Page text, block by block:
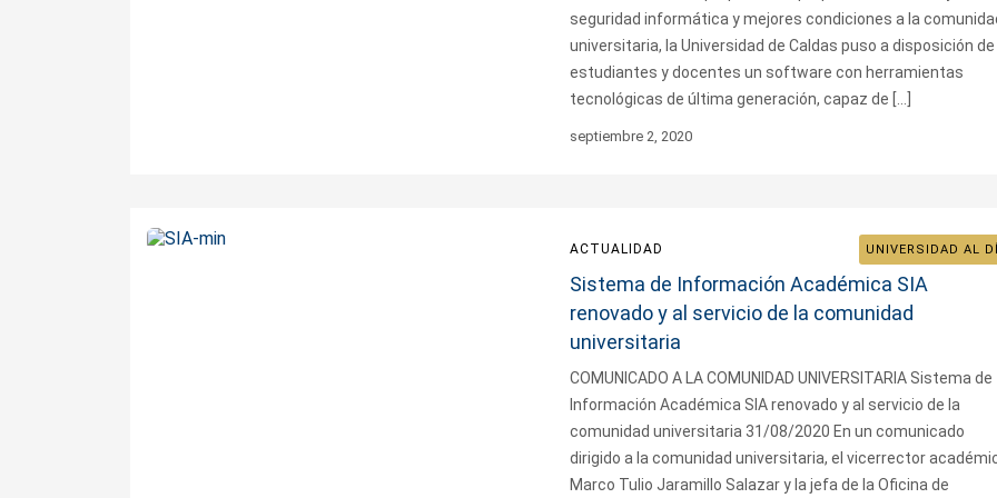
seguridad informática y mejores condiciones a la
universitaria, la Universidad de Caldas puso a disposición de
estudiantes y docentes un software con herramientas
tecnológicas de última generación, capaz de […]
septiembre 2, 2020
ACTUALIDAD UNIVERSIDAD AL
Sistema de Información Académica SIA
renovado y al servicio de la comunidad
universitaria
COMUNICADO A LA COMUNIDAD UNIVERSITARIA Sistema de
Información Académica SIA renovado y al servicio de la
comunidad universitaria 31/08/2020 En un comunicado
dirigido a la comunidad universitaria, el vicerrector
Marco Tulio Jaramillo Salazar y la jefa de la Oficina de